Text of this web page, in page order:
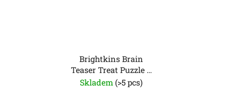
Brightkins Brain
Teaser Treat Puzzle –
hlavolam pro psy
Skladem (>5 pcs)